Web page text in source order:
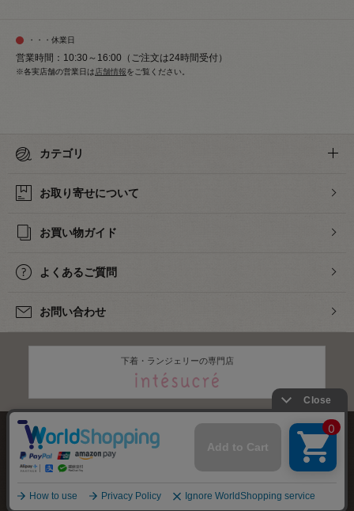
・・・休業日
営業時間：10:30～16:00（ご注文は24時間受付）
※各実店舗の営業日は 店舗情報をご覧ください。
カテゴリ
お取り寄せについて
お買い物ガイド
よくあるご質問
お問い合わせ
下着・ランジェリーの専門店
株式会社オカダヤ
特定商取引法に基づく表記 プライバシーポリシー サイトマップ
2012-2026OKADAYA CO.,LTD.